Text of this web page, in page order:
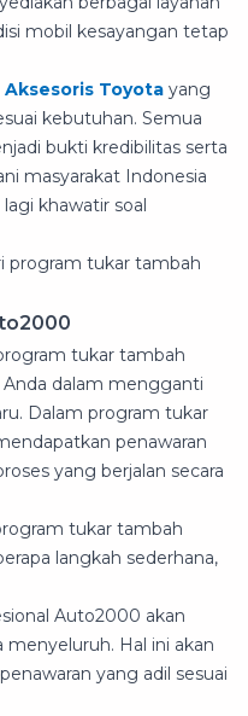
mobil kesayangan tetap
Aksesoris Toyota yang
kebutuhan. Semua
bukti kredibilitas serta
masyarakat Indonesia
khawatir soal
program tukar tambah
tukar tambah
dalam mengganti
Dalam program tukar
penawaran
yang berjalan secara
tukar tambah
langkah sederhana,
Auto2000 akan
menyeluruh. Hal ini akan
yang adil sesuai